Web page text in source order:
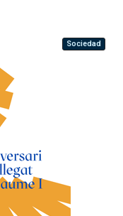
Sociedad